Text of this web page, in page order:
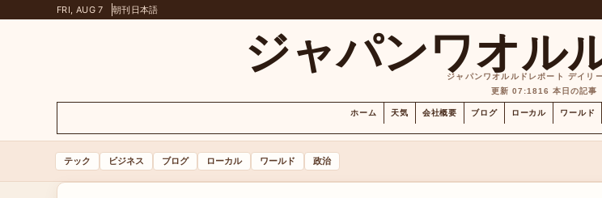
FRI, AUG 7 朝刊 日本語
ジャパンワオル
ジャパンワオルルドレポート デイリ
更新 07:1816 本日の記事
ホーム 天気 会社概要 ブログ ローカル ワールド
テック ビジネス ブログ ローカル ワールド 政治